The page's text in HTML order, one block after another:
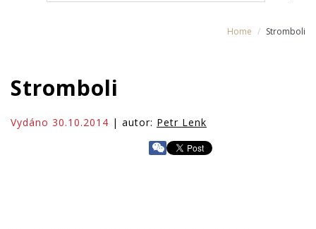
Home Stromboli
Stromboli
Vydáno 30.10.2014 | autor: Petr Lenk